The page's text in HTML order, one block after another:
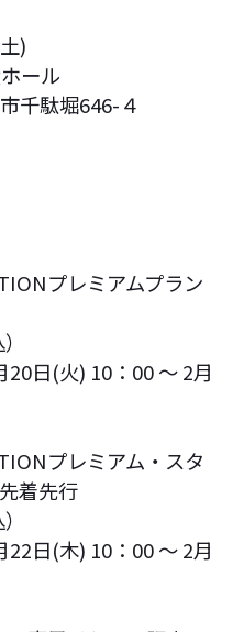
)
ール
千駄堀646-４
プレミアムプラン
日(火) 10：00 ～ 2月
プレミアム・スタ
着先行
日(木) 10：00 ～ 2月